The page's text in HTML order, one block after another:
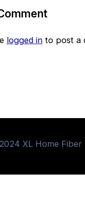
logged into post a
XL Home Fiber